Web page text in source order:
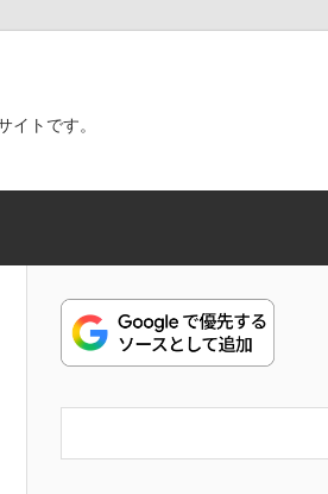
トです。